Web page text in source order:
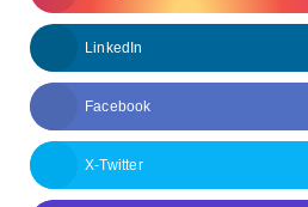
LinkedIn
Facebook
X-Twitter